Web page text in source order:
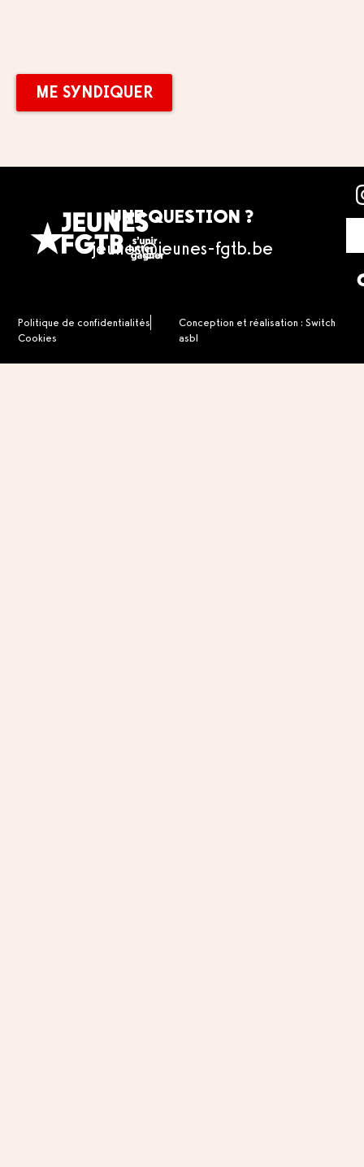
ME SYNDIQUER
ME SYNDIQUER
UNE QUESTION ?
jeunes@jeunes-fgtb.be
Politique de confidentialités
Cookies
Conception et réalisation : Switch
asbl